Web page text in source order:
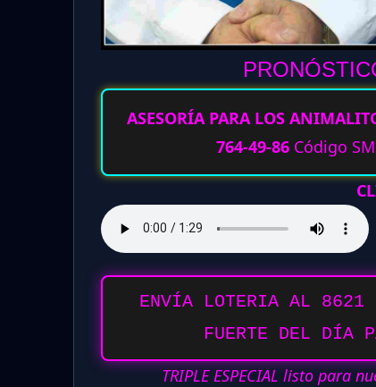
ASESORÍA PARA LOS
764-49-86 Código
ENVÍA LOTERIA AL 8621
FUERTE DEL DÍA
TRIPLE ESPECIAL listo para